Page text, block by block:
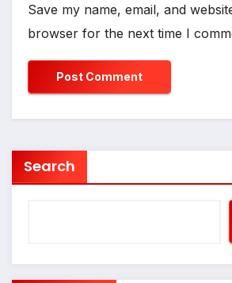
Save my name, email, and
browser for the next time I
Search